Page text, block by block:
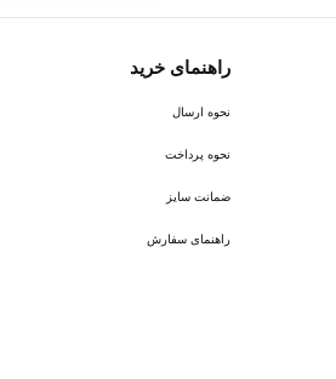
راهنمای خرید
نحوه ارسال
نحوه پرداخت
ضمانت سایز
راهنمای سفارش